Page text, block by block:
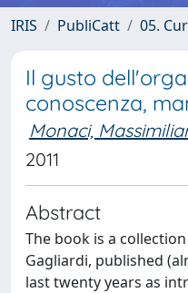
IRIS PubliCatt 05.
Il gusto
conoscenza,
Monaci,
2011
Abstract
The book is a
Gagliardi, published
last twenty years as